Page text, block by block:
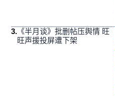
3. 《半月谈》批删帖压舆情 旺
旺声援投屏遭下架